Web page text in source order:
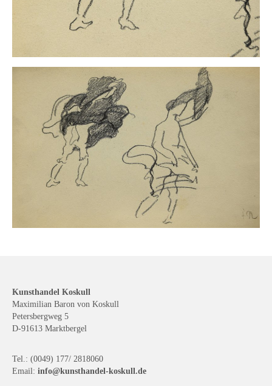
Kunsthandel Koskull
Maximilian Baron von Koskull
Petersbergweg 5
D-91613 Marktbergel
Tel.: (0049) 177/ 2818060
Email: info@kunsthandel-koskull.de